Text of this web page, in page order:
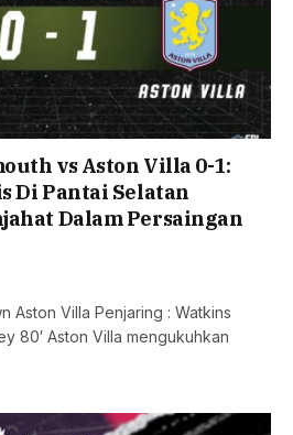
vs Aston Villa 0-1:
Di Pantai Selatan
Dalam Persaingan
Aston Villa Penjaring : Watkins
80′ Aston Villa mengukuhkan